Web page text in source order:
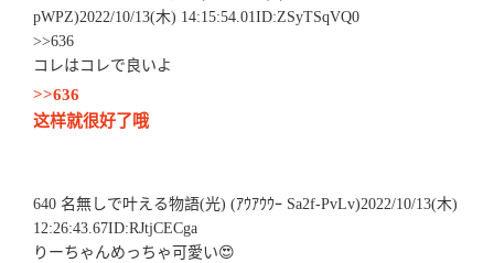
pWPZ)2022/10/13(木) 14:15:54.01ID:ZSyTSqVQ0
>>636
コレはコレで良いよ
>>636
这样就很好了哦
640 名無しで叶える物語(光) (ｱｳｱｳｳｰ Sa2f-PvLv)2022/10/13(木)
12:26:43.67ID:RJtjCECga
りーちゃんめっちゃ可愛い😍